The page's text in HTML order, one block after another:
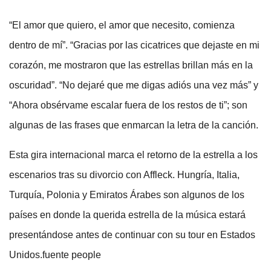
“El amor que quiero, el amor que necesito, comienza
dentro de mí”. “Gracias por las cicatrices que dejaste en mi
corazón, me mostraron que las estrellas brillan más en la
oscuridad”. “No dejaré que me digas adiós una vez más” y
“Ahora obsérvame escalar fuera de los restos de ti”; son
algunas de las frases que enmarcan la letra de la canción.
Esta gira internacional marca el retorno de la estrella a los
escenarios tras su divorcio con Affleck. Hungría, Italia,
Turquía, Polonia y Emiratos Árabes son algunos de los
países en donde la querida estrella de la música estará
presentándose antes de continuar con su tour en Estados
Unidos.fuente people